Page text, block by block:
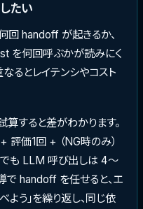
たい
回 handoff が起きるか、
を何回呼ぶかが読みにく
なるとレイテンシやコスト
算すると差がわかります。
評価1回 + （NG時のみ）
でも LLM 呼び出しは 4〜
で handoff を任せると、エ
よう」を繰り返し、同じ依